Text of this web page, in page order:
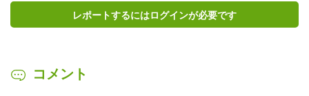
レポートするにはログインが必要です
コメント